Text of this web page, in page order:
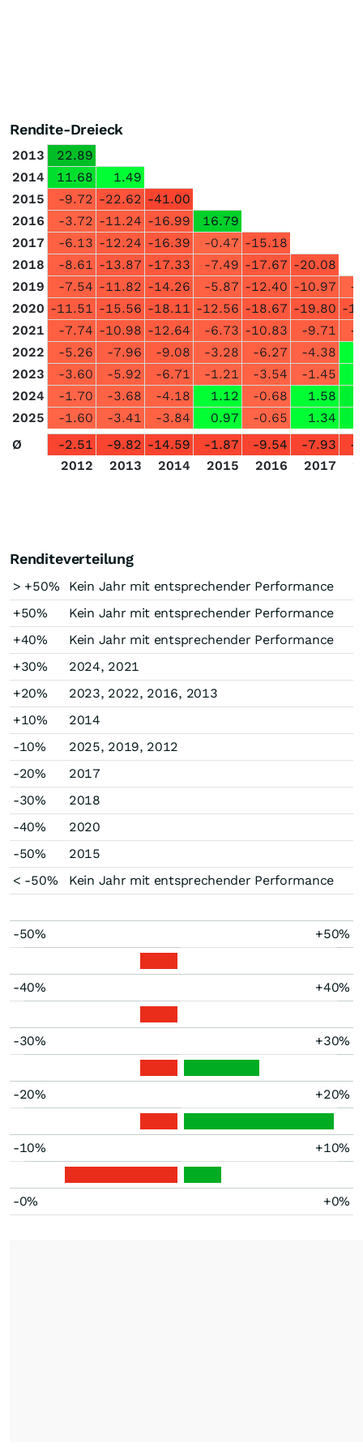
Rendite-Dreieck
2013
22.89
2014
11.68
1.49
2015
-9.72 -22.62 -41.00
2016
-3.72 -11.24 -16.99
16.79
2017
-6.13 -12.24 -16.39 -0.47 -15.18
2018
-8.61 -13.87 -17.33 -7.49 -17.67 -20.08
2019
-7.54 -11.82 -14.26 -5.87 -12.40 -10.97
-
2020 -11.51 -15.56 -18.11 -12.56 -18.67 -19.80 -
2021
-7.74 -10.98 -12.64 -6.73 -10.83 -9.71
-
2022
-5.26 -7.96 -9.08 -3.28 -6.27 -4.38
2023
-3.60 -5.92 -6.71 -1.21 -3.54 -1.45
2024
-1.70 -3.68 -4.18 1.12 -0.68 1.58
2025
-1.60 -3.41 -3.84 0.97 -0.65 1.34
Ø
-2.51 -9.82 -14.59 -1.87 -9.54 -7.93
-
2012
2013 2014 2015 2016 2017
Renditeverteilung
> +50%
Kein Jahr mit entsprechender Performance
+50%
Kein Jahr mit entsprechender Performance
+40%
Kein Jahr mit entsprechender Performance
+30%
2024, 2021
+20%
2023, 2022, 2016, 2013
+10%
2014
-10%
2025, 2019, 2012
-20%
2017
-30%
2018
-40%
2020
-50%
2015
< -50%
Kein Jahr mit entsprechender Performance
-50% +50%
-40% +40%
-30% +30%
-20% +20%
-10% +10%
-0% +0%